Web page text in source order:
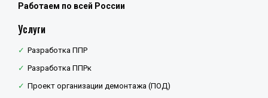
Работаем по всей России
Услуги
Разработка ППР
Разработка ППРк
Проект организации демонтажа (ПОД)